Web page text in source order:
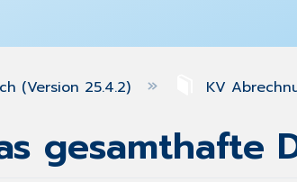
(Version 25.4.2) KV
gesamthafte